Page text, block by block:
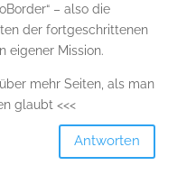
– also die
der fortgeschrittenen
eigener Mission.
mehr Seiten, als man
glaubt <<<
Antworten